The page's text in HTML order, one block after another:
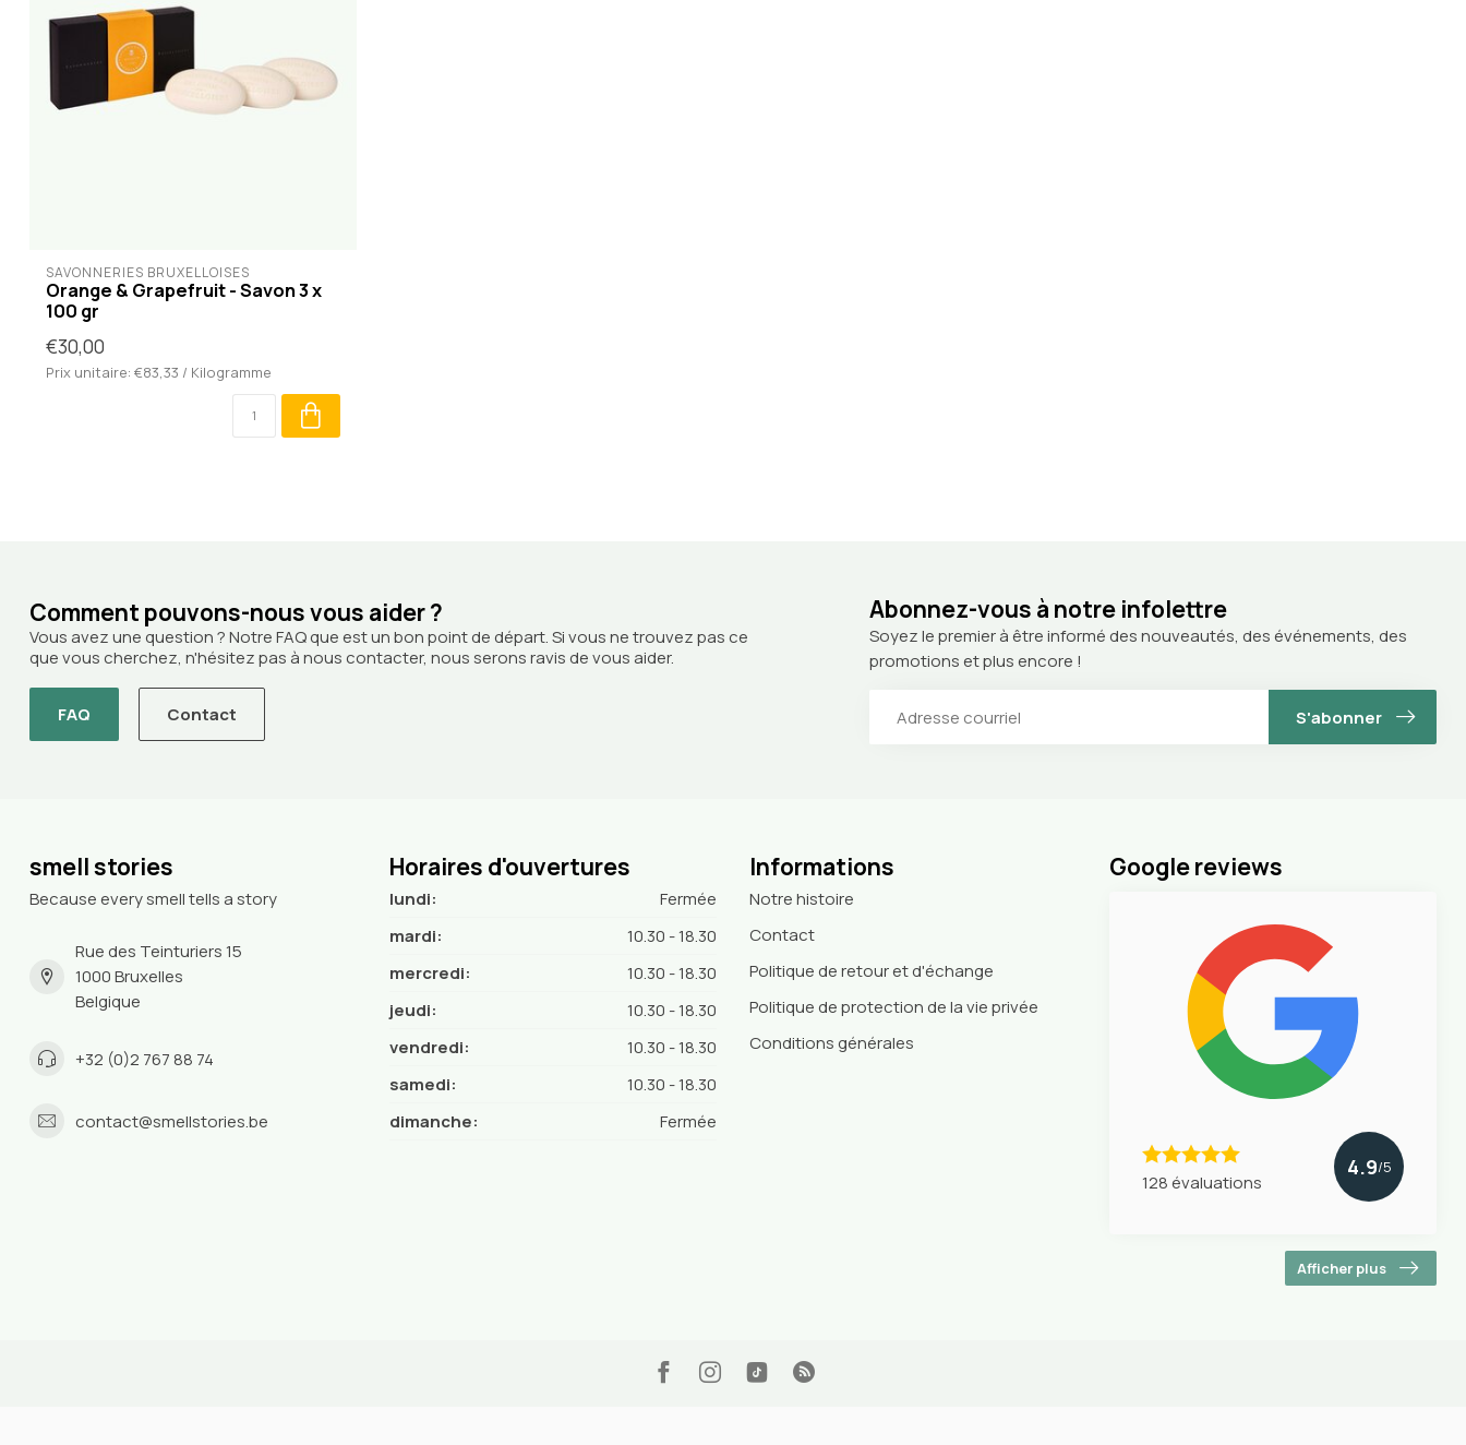
SAVONNERIES BRUXELLOISES
Orange & Grapefruit - Savon 3 x
100 gr
€30,00
Prix unitaire: €83,33 / Kilogramme
Comment pouvons-nous vous aider ?
Vous avez une question ? Notre FAQ que est un bon point de départ. Si vous ne trouvez pas ce
que vous cherchez, n'hésitez pas à nous contacter, nous serons ravis de vous aider.
FAQ Contact
Abonnez-vous à notre infolettre
Soyez le premier à être informé des nouveautés, des événements, des
promotions et plus encore !
S'abonner
smell stories
Because every smell tells a story
Rue des Teinturiers 15
1000 Bruxelles
Belgique
+32 (0)2 767 88 74
contact@smellstories.be
Horaires d'ouvertures
lundi:
Fermée
mardi:
10.30 - 18.30
mercredi:
10.30 - 18.30
jeudi:
10.30 - 18.30
vendredi:
10.30 - 18.30
samedi:
10.30 - 18.30
dimanche:
Fermée
Informations
Notre histoire
Contact
Politique de retour et d'échange
Politique de protection de la vie privée
Conditions générales
Google reviews
128 évaluations
4.9/5
Afficher plus